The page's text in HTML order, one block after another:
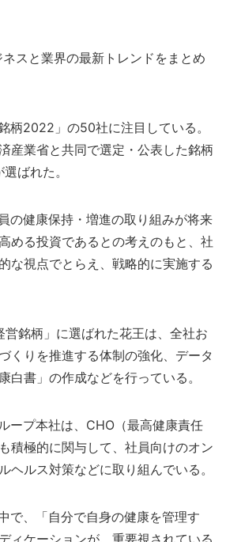
スと業界の最新トレンドをまとめ
柄2022」の50社に注目している。
産業省と共同で選定・公表した銘柄
ばれた。
の健康保持・増進の取り組みが将来
める投資であるとの考えのもと、社
な視点でとらえ、戦略的に実施する
銘柄」に選ばれた花王は、全社お
くりを推進する体制の強化、データ
白書」の作成などを行っている。
ープ本社は、CHO（最高健康責任
積極的に関与して、社員向けのオン
ヘルス対策などに取り組んでいる。
で、「自分で自身の健康を管理す
ィケーションが、重要視されている